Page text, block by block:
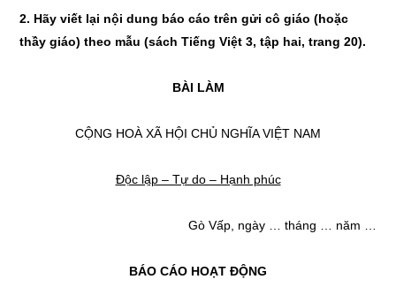
2. Hãy viết lại nội dung báo cáo trên gửi cô giáo (hoặc
thầy giáo) theo mẫu (sách Tiếng Việt 3, tập hai, trang 20).
BÀI LÀM
CỘNG HOÀ XÃ HỘI CHỦ NGHĨA VIỆT NAM
Độc lập – Tự do – Hạnh phúc
Gò Vấp, ngày … tháng … năm …
BÁO CÁO HOẠT ĐỘNG